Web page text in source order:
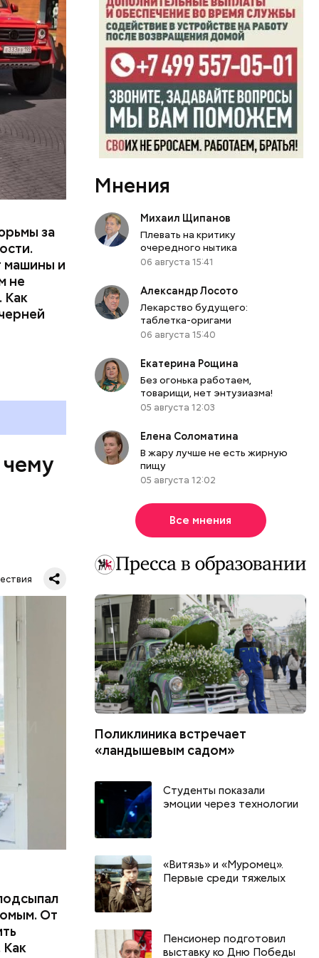
за
машины и
не
Как
От
в
сын
Мнения
Михаил Щипанов
Плевать на критику
очередного нытика
06 августа 15:41
Александр Лосото
Лекарство будущего:
таблетка-оригами
06 августа 15:40
Екатерина Рощина
Без огонька работаем,
товарищи, нет энтузиазма!
05 августа 12:03
Елена Соломатина
В жару лучше не есть жирную
пищу
05 августа 12:02
Все мнения
Поликлиника встречает
«ландышевым садом»
Студенты показали
эмоции через технологии
«Витязь» и «Муромец».
Первые среди тяжелых
Пенсионер подготовил
выставку ко Дню Победы